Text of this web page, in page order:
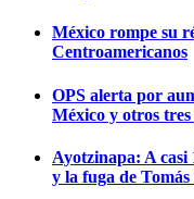
México rompe su
Centroamericanos
OPS alerta por
México y otros
Ayotzinapa: A casi
y la fuga de